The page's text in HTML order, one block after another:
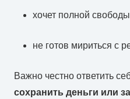
хочет полной
не готов мириться с
Важно честно ответить
сохранить деньги или